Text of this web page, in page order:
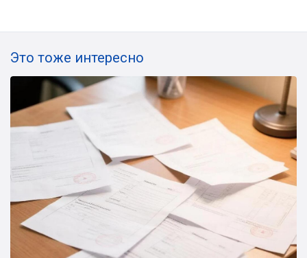
Это тоже интересно